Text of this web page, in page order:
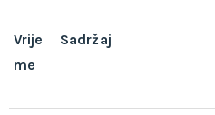
Vrije
me
Sadržaj